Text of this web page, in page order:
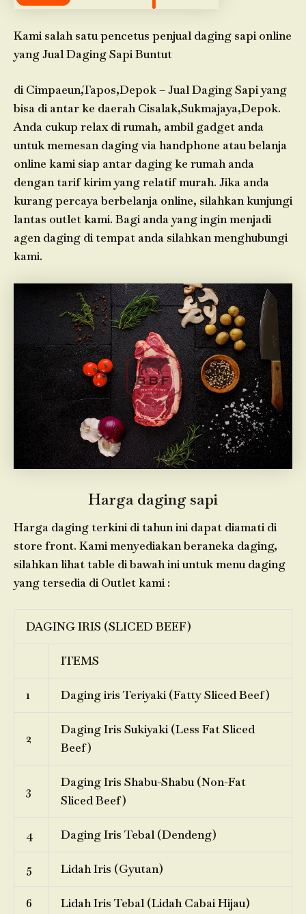
Kami salah satu pencetus penjual daging sapi online
yang Jual Daging Sapi Buntut
di Cimpaeun,Tapos,Depok – Jual Daging Sapi yang
bisa di antar ke daerah Cisalak,Sukmajaya,Depok.
Anda cukup relax di rumah, ambil gadget anda
untuk memesan daging via handphone atau belanja
online kami siap antar daging ke rumah anda
dengan tarif kirim yang relatif murah. Jika anda
kurang percaya berbelanja online, silahkan kunjungi
lantas outlet kami. Bagi anda yang ingin menjadi
agen daging di tempat anda silahkan menghubungi
kami.
Harga daging sapi
Harga daging terkini di tahun ini dapat diamati di
store front. Kami menyediakan beraneka daging,
silahkan lihat table di bawah ini untuk menu daging
yang tersedia di Outlet kami :
DAGING IRIS (SLICED BEEF)
ITEMS
1 Daging iris Teriyaki (Fatty Sliced Beef)
2
Daging Iris Sukiyaki (Less Fat Sliced
Beef)
3
Daging Iris Shabu-Shabu (Non-Fat
Sliced Beef)
4 Daging Iris Tebal (Dendeng)
5 Lidah Iris (Gyutan)
6 Lidah Iris Tebal (Lidah Cabai Hijau)